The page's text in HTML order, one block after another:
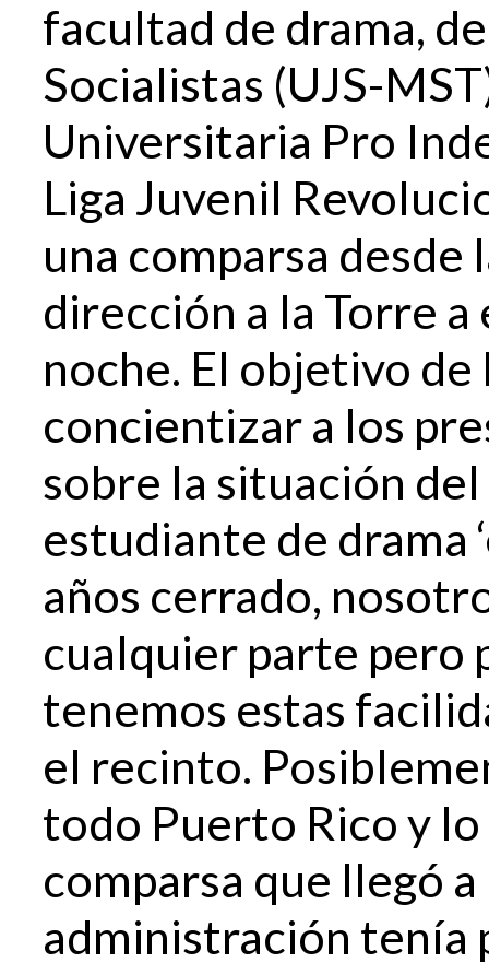
facultad de drama,
Socialistas (UJS-
Universitaria Pro
Liga Juvenil
una comparsa desde
dirección a la Torre a
noche. El objetivo de
concientizar a los
sobre la situación
estudiante de drama
años cerrado,
cualquier parte pero
tenemos estas
el recinto.
todo Puerto Rico y lo
comparsa que llegó
administración tenía